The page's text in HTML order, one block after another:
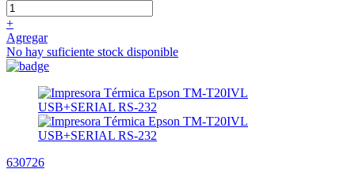
+
Agregar
No hay suficiente stock disponible
630726